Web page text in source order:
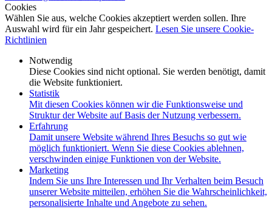
Cookies
Wählen Sie aus, welche Cookies akzeptiert werden sollen. Ihre
Auswahl wird für ein Jahr gespeichert. Lesen Sie unsere Cookie-
Richtlinien
Notwendig
Diese Cookies sind nicht optional. Sie werden benötigt, damit
die Website funktioniert.
Statistik
Mit diesen Cookies können wir die Funktionsweise und
Struktur der Website auf Basis der Nutzung verbessern.
Erfahrung
Damit unsere Website während Ihres Besuchs so gut wie
möglich funktioniert. Wenn Sie diese Cookies ablehnen,
verschwinden einige Funktionen von der Website.
Marketing
Indem Sie uns Ihre Interessen und Ihr Verhalten beim Besuch
unserer Website mitteilen, erhöhen Sie die Wahrscheinlichkeit,
personalisierte Inhalte und Angebote zu sehen.